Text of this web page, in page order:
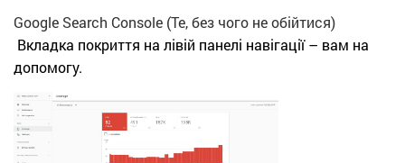
Google Search Console (Те, без чого не обійтися)
Вкладка покриття на лівій панелі навігації – вам на
допомогу.